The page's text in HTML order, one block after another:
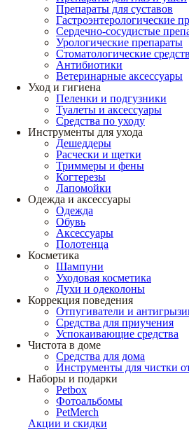
Препараты для суставов
Гастроэнтерологические
Сердечно-сосудистые
Урологические препараты
Стоматологические
Антибиотики
Ветеринарные аксессуары
Уход и гигиена
Пеленки и подгузники
Туалеты и аксессуары
Средства по уходу
Инструменты для ухода
Дешеддеры
Расчески и щетки
Триммеры и фены
Когтерезы
Лапомойки
Одежда и аксессуары
Одежда
Обувь
Аксессуары
Полотенца
Косметика
Шампуни
Уходовая косметика
Духи и одеколоны
Коррекция поведения
Отпугиватели и
Средства для приучения
Успокаивающие средства
Чистота в доме
Средства для дома
Инструменты для чистки
Наборы и подарки
Petbox
Фотоальбомы
PetMerch
Акции и скидки